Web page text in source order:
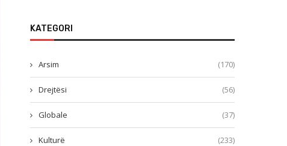
KATEGORI
Arsim (170)
Drejtësi (56)
Globale (37)
Kulturë (233)